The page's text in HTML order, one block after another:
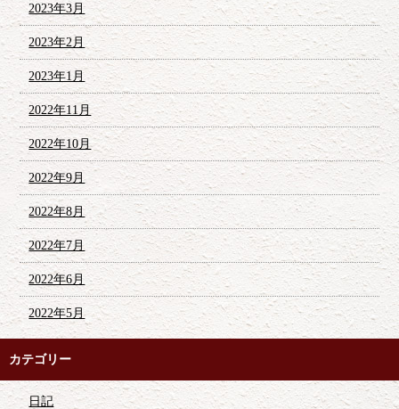
2023年3月
2023年2月
2023年1月
2022年11月
2022年10月
2022年9月
2022年8月
2022年7月
2022年6月
2022年5月
カテゴリー
日記